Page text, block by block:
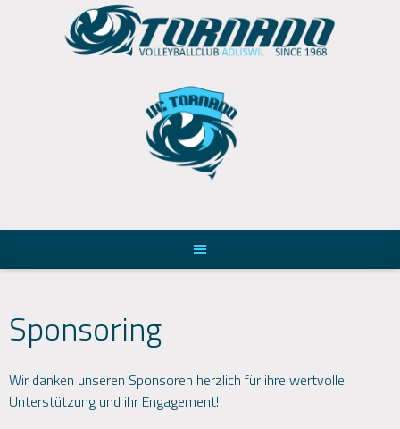
Sponsoring
Wir danken unseren Sponsoren herzlich für ihre wertvolle
Unterstützung und ihr Engagement!